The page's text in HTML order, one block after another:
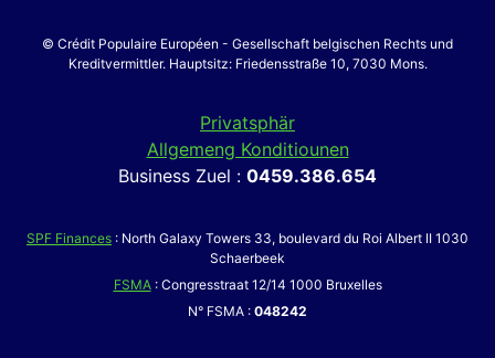
© Crédit Populaire Européen - Gesellschaft belgischen Rechts und
Kreditvermittler. Hauptsitz: Friedensstraße 10, 7030 Mons.
Privatsphär
Allgemeng Konditiounen
Business Zuel : 0459.386.654
SPF Finances : North Galaxy Towers 33, boulevard du Roi Albert II 1030
Schaerbeek
FSMA: Congresstraat 12/14 1000 Bruxelles
N° FSMA : 048242